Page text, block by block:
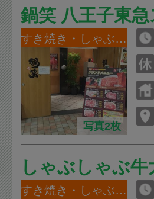
鍋笑 八王子東
すき焼き・しゃぶしゃぶ
写真2枚
しゃぶしゃぶ牛
すき焼き・しゃぶしゃぶ